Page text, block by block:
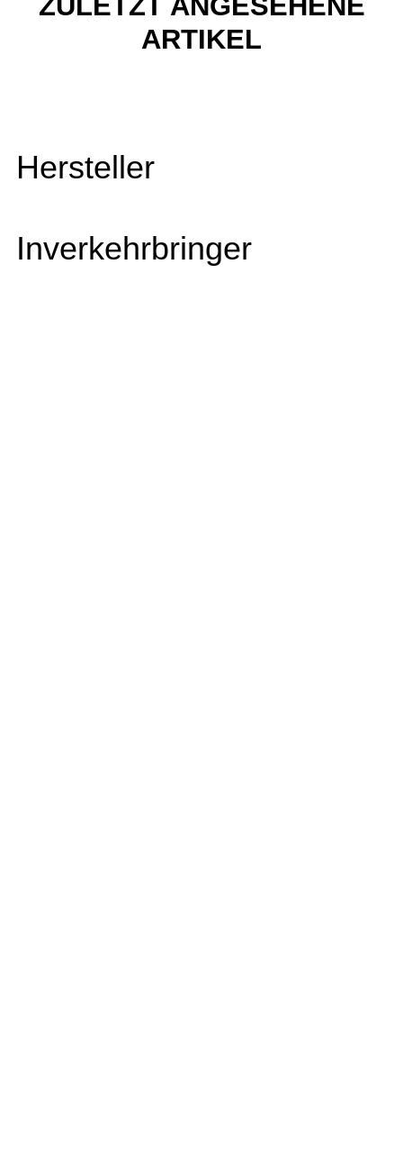
ARTIKEL
Hersteller
Inverkehrbringer